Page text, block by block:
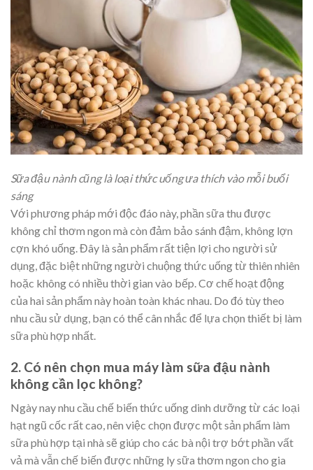
Sữa đậu nành cũng là loại thức uống ưa thích vào mỗi buổi
sáng
Với phương pháp mới độc đáo này, phần sữa thu được
không chỉ thơm ngon mà còn đảm bảo sánh đậm, không lợn
cợn khó uống. Đây là sản phẩm rất tiện lợi cho người sử
dụng, đặc biệt những người chuộng thức uống từ thiên nhiên
hoặc không có nhiều thời gian vào bếp. Cơ chế hoạt động
của hai sản phẩm này hoàn toàn khác nhau. Do đó tùy theo
nhu cầu sử dụng, bạn có thể cân nhắc để lựa chọn thiết bị làm
sữa phù hợp nhất.
2. Có nên chọn mua máy làm sữa đậu nành
không cần lọc không?
Ngày nay nhu cầu chế biến thức uống dinh dưỡng từ các loại
hạt ngũ cốc rất cao, nên việc chọn được một sản phẩm làm
sữa phù hợp tại nhà sẽ giúp cho các bà nội trợ bớt phần vất
vả mà vẫn chế biến được những ly sữa thơm ngon cho gia